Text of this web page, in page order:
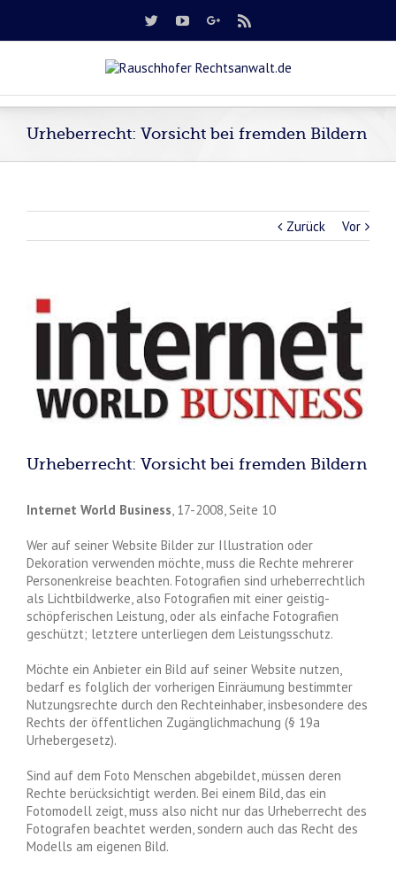
Urheberrecht: Vorsicht bei fremden Bildern
Zurück Vor
Urheberrecht: Vorsicht bei fremden Bildern
Internet World Business, 17-2008, Seite 10
Wer auf seiner Website Bilder zur Illustration oder
Dekoration verwenden möchte, muss die Rechte mehrerer
Personenkreise beachten. Fotografien sind urheberrechtlich
als Lichtbildwerke, also Fotografien mit einer geistig-
schöpferischen Leistung, oder als einfache Fotografien
geschützt; letztere unterliegen dem Leistungsschutz.
Möchte ein Anbieter ein Bild auf seiner Website nutzen,
bedarf es folglich der vorherigen Einräumung bestimmter
Nutzungsrechte durch den Rechteinhaber, insbesondere des
Rechts der öffentlichen Zugänglichmachung (§ 19a
Urhebergesetz).
Sind auf dem Foto Menschen abgebildet, müssen deren
Rechte berücksichtigt werden. Bei einem Bild, das ein
Fotomodell zeigt, muss also nicht nur das Urheberrecht des
Fotografen beachtet werden, sondern auch das Recht des
Modells am eigenen Bild.